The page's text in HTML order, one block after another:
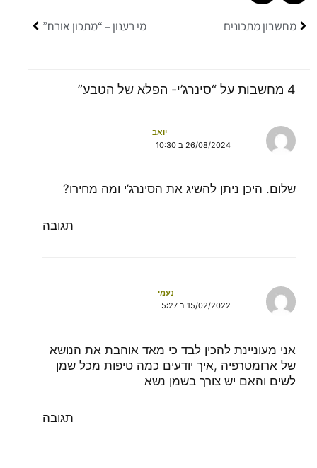
קודם
מחשבון מתכונים מי רענון – “מתכון אורח” הבא
4 מחשבות על “סינרג’י- הפלא של הטבע”
יואב
26/08/2024 ב 10:30
שלום. היכן ניתן להשיג את הסינרג’י ומה מחירו?
תגובה
נעמי
15/02/2022 ב 5:27
אני מעוניינת להכין לבד כי מאד אוהבת את הנושא
של ארומטרפיה ,איך יודעים כמה טיפות מכל שמן
לשים והאם יש צורך בשמן נשא
תגובה